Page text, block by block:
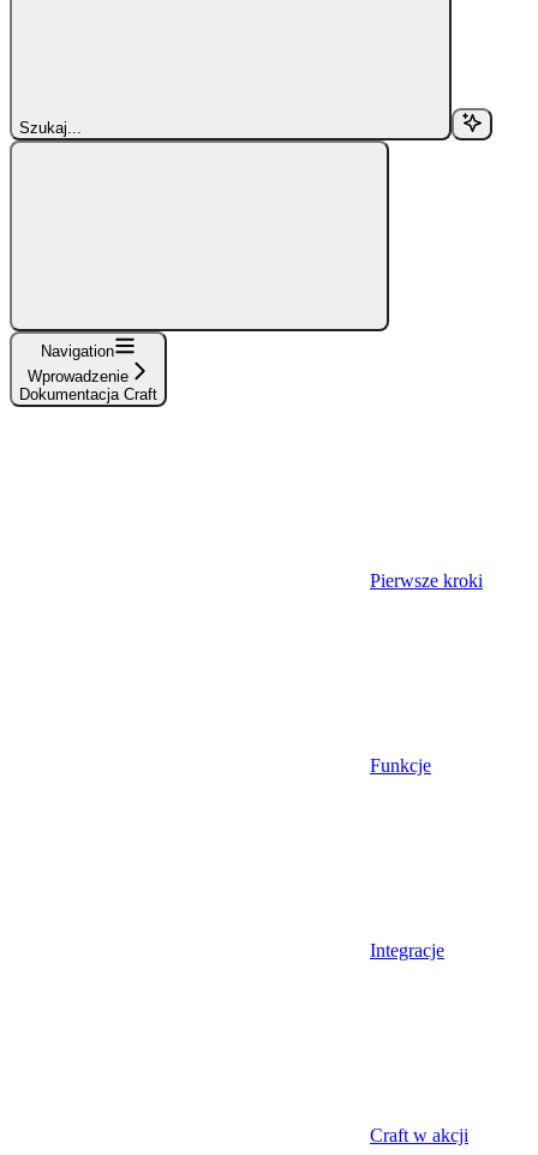
Szukaj...
Navigation
Wprowadzenie
Dokumentacja Craft
Pierwsze kroki
Funkcje
Integracje
Craft w akcji